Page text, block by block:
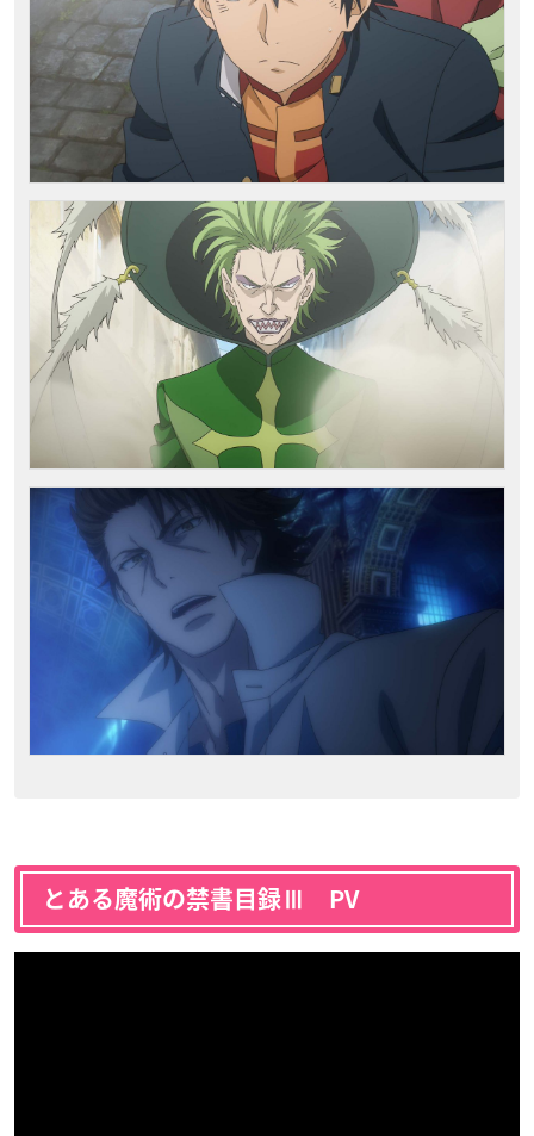
とある魔術の禁書目録Ⅲ PV